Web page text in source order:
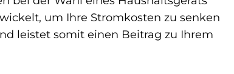
um Ihre Stromkosten zu senken
leistet somit einen Beitrag zu Ihrem